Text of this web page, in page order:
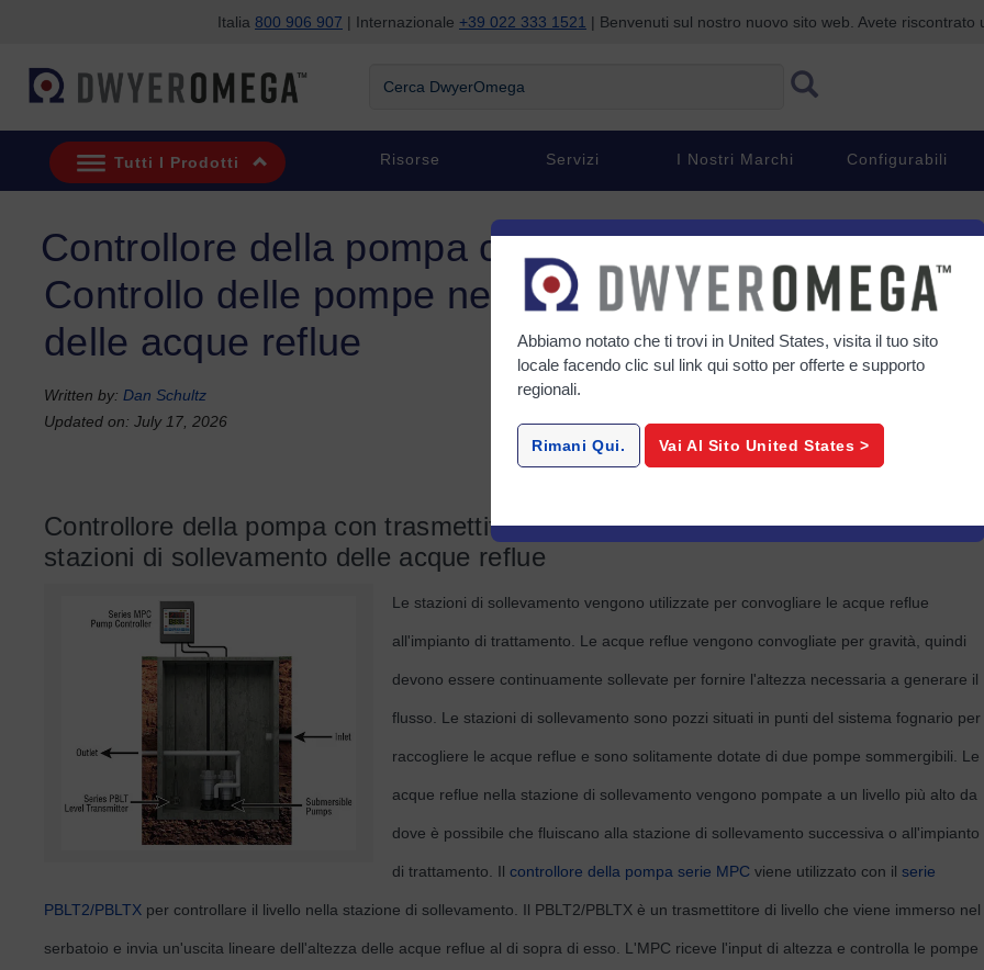
Italia 800 906 907 | Internazionale +39 022 333 1521 | Benvenuti sul nostro nuovo sito web. Avete
Tutti I Prodotti Risorse Servizi I Nostri Marchi Configurabili
Controllore della pompa con trasmettitore di livello
Controllo delle pompe nelle stazioni di sollevamento
delle acque reflue
Written by: Dan Schultz
Updated on: July 17, 2026
Controllore della pompa con trasmettitore di livello Controlla le pompe nelle
stazioni di sollevamento delle acque reflue
Le stazioni di sollevamento vengono utilizzate per convogliare le acque reflue
all'impianto di trattamento. Le acque reflue vengono convogliate per gravità, quindi
devono essere continuamente sollevate per fornire l'altezza necessaria a generare il
flusso. Le stazioni di sollevamento sono pozzi situati in punti del sistema fognario per
raccogliere le acque reflue e sono solitamente dotate di due pompe sommergibili. Le
acque reflue nella stazione di sollevamento vengono pompate a un livello più alto da
dove è possibile che fluiscano alla stazione di sollevamento successiva o all'impianto
di trattamento. Ilcontrollore della pompa serie MPC viene utilizzato con ilserie
PBLT2/PBLTX per controllare il livello nella stazione di sollevamento. Il PBLT2/PBLTX è un trasmettitore di livello che viene immerso nel
serbatoio e invia un'uscita lineare dell'altezza delle acque reflue al di sopra di esso. L'MPC riceve l'input di altezza e controlla le pompe
Abbiamo notato che ti trovi in United States, visita il tuo sito
locale facendo clic sul link qui sotto per offerte e supporto
regionali.
Rimani Qui. Vai Al Sito United States >